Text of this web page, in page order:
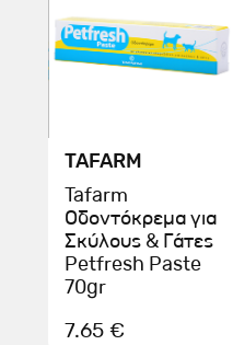
TAFARM
Tafarm
Οδοντόκρεμα για
Σκύλους & Γάτες
Petfresh Paste
70gr
7.65 €